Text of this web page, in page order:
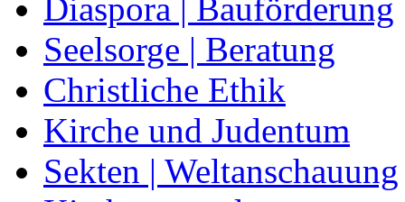
Diaspora | Bauförderung
Seelsorge | Beratung
Christliche Ethik
Kirche und Judentum
Sekten | Weltanschauung